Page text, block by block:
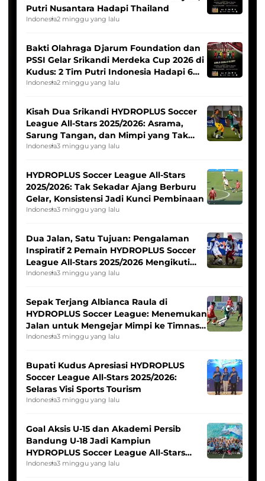
Putri Nusantara Hadapi Thailand
Indonesia2 minggu yang lalu
Bakti Olahraga Djarum Foundation dan
PSSI Gelar Srikandi Merdeka Cup 2026 di
Kudus: 2 Tim Putri Indonesia Hadapi 6
Tim Asia
Indonesia2 minggu yang lalu
Kisah Dua Srikandi HYDROPLUS Soccer
League All-Stars 2025/2026: Asrama,
Sarung Tangan, dan Mimpi yang Tak
Pernah Padam
Indonesia3 minggu yang lalu
HYDROPLUS Soccer League All-Stars
2025/2026: Tak Sekadar Ajang Berburu
Gelar, Konsistensi Jadi Kunci Pembinaan
Indonesia3 minggu yang lalu
Dua Jalan, Satu Tujuan: Pengalaman
Inspiratif 2 Pemain HYDROPLUS Soccer
League All-Stars 2025/2026 Mengikuti
Seleksi Timnas Indonesia Putri
Indonesia3 minggu yang lalu
Sepak Terjang Albianca Raula di
HYDROPLUS Soccer League: Menemukan
Jalan untuk Mengejar Mimpi ke Timnas
Indonesia Putri
Indonesia3 minggu yang lalu
Bupati Kudus Apresiasi HYDROPLUS
Soccer League All-Stars 2025/2026:
Selaras Visi Sports Tourism
Indonesia3 minggu yang lalu
Goal Aksis U-15 dan Akademi Persib
Bandung U-18 Jadi Kampiun
HYDROPLUS Soccer League All-Stars
2025/2026
Indonesia3 minggu yang lalu